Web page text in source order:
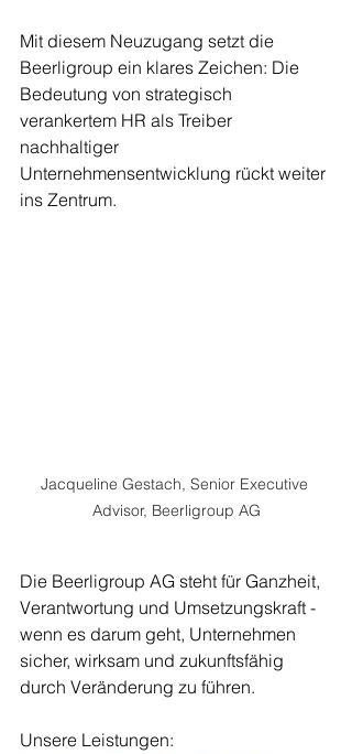
Mit diesem Neuzugang setzt die
Beerligroup ein klares Zeichen: Die
Bedeutung von strategisch
verankertem HR als Treiber
nachhaltiger
Unternehmensentwicklung rückt weiter
ins Zentrum.
Jacqueline Gestach, Senior Executive
Advisor, Beerligroup AG
Die Beerligroup AG steht für Ganzheit,
Verantwortung und Umsetzungskraft -
wenn es darum geht, Unternehmen
sicher, wirksam und zukunftsfähig
durch Veränderung zu führen.
Unsere Leistungen: